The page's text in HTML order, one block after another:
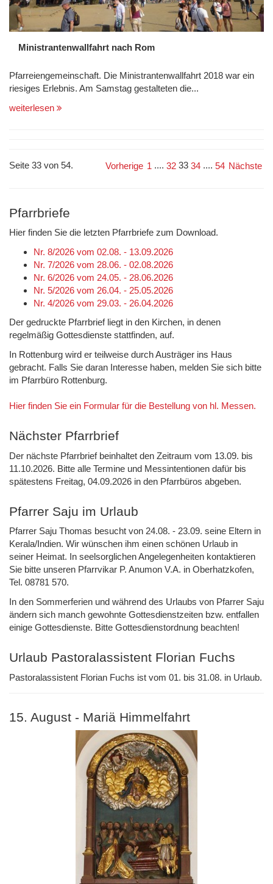
Ministrantenwallfahrt nach Rom
Pfarreiengemeinschaft. Die Ministrantenwallfahrt 2018 war ein
riesiges Erlebnis. Am Samstag gestalteten die...
weiterlesen
Seite 33 von 54. Vorherige 1 .... 32 33 34 .... 54 Nächste
Pfarrbriefe
Hier finden Sie die letzten Pfarrbriefe zum Download.
Nr. 8/2026 vom 02.08. - 13.09.2026
Nr. 7/2026 vom 28.06. - 02.08.2026
Nr. 6/2026 vom 24.05. - 28.06.2026
Nr. 5/2026 vom 26.04. - 25.05.2026
Nr. 4/2026 vom 29.03. - 26.04.2026
Der gedruckte Pfarrbrief liegt in den Kirchen, in denen
regelmäßig Gottesdienste stattfinden, auf.
In Rottenburg wird er teilweise durch Austräger ins Haus
gebracht. Falls Sie daran Interesse haben, melden Sie sich bitte
im Pfarrbüro Rottenburg.
Hier finden Sie ein Formular für die Bestellung von hl. Messen.
Nächster Pfarrbrief
Der nächste Pfarrbrief beinhaltet den Zeitraum vom 13.09. bis
11.10.2026. Bitte alle Termine und Messintentionen dafür bis
spätestens Freitag, 04.09.2026 in den Pfarrbüros abgeben.
Pfarrer Saju im Urlaub
Pfarrer Saju Thomas besucht von 24.08. - 23.09. seine Eltern in
Kerala/Indien. Wir wünschen ihm einen schönen Urlaub in
seiner Heimat. In seelsorglichen Angelegenheiten kontaktieren
Sie bitte unseren Pfarrvikar P. Anumon V.A. in Oberhatzkofen,
Tel. 08781 570.
In den Sommerferien und während des Urlaubs von Pfarrer Saju
ändern sich manch gewohnte Gottesdienstzeiten bzw. entfallen
einige Gottesdienste. Bitte Gottesdienstordnung beachten!
Urlaub Pastoralassistent Florian Fuchs
Pastoralassistent Florian Fuchs ist vom 01. bis 31.08. in Urlaub.
15. August - Mariä Himmelfahrt